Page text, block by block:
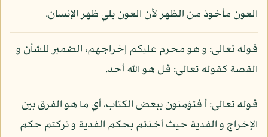
العون مأخوذ من الظهر لأن العون يلي ظهر الإنسان.
قوله تعالى: و هو محرم عليكم إخراجهم، الضمير للشأن و
القصة كقوله تعالى: قل هو الله أحد.
قوله تعالى: أ فتؤمنون ببعض الكتاب، أي ما هو الفرق بين
الإخراج و الفدية حيث أخذتم بحكم الفدية و تركتم حكم